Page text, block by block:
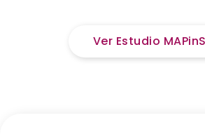
Ver Estudio